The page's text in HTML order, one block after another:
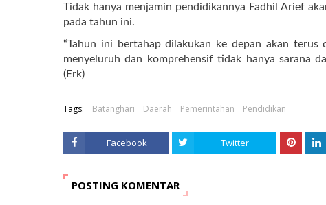
Tidak hanya menjamin pendidikannya Fadhil Arief
pada tahun ini.
“Tahun ini bertahap dilakukan ke depan akan
menyeluruh dan komprehensif tidak hanya sarana
(Erk)
Tags: Batanghari Daerah Pemerintahan Pendidikan
Facebook Twitter
POSTING KOMENTAR